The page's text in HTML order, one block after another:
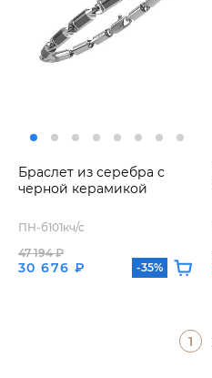
Браслет из серебра с
черной керамикой
ПН-б101кч/с
30 676 ₽
47 194 ₽
-35%
1